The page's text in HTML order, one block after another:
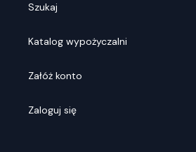
Szukaj
Katalog wypożyczalni
Załóż konto
Zaloguj się